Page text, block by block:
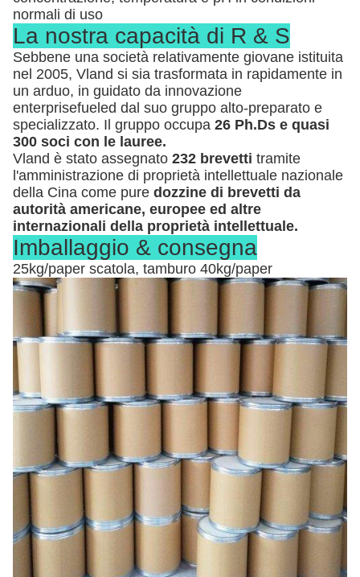
normali di uso
La nostra capacità di R & S
Sebbene una società relativamente giovane istituita
nel 2005, Vland si sia trasformata in rapidamente in
un arduo, in guidato da innovazione
enterprisefueled dal suo gruppo alto-preparato e
specializzato. Il gruppo occupa 26 Ph.Ds e quasi
300 soci con le lauree.
Vland è stato assegnato 232 brevetti tramite
l'amministrazione di proprietà intellettuale nazionale
della Cina come pure dozzine di brevetti da
autorità americane, europee ed altre
internazionali della proprietà intellettuale.
Imballaggio & consegna
25kg/paper scatola, tamburo 40kg/paper